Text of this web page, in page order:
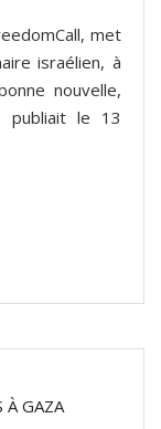
met
israélien, à
nouvelle,
publiait le 13
À GAZA